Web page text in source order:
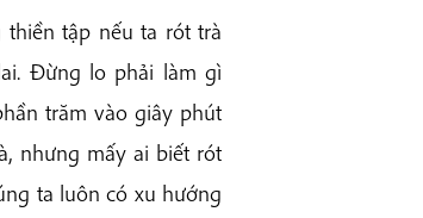
tập nếu ta rót trà
Đừng lo phải làm gì
trăm vào giây phút
nhưng mấy ai biết rót
ta luôn có xu hướng